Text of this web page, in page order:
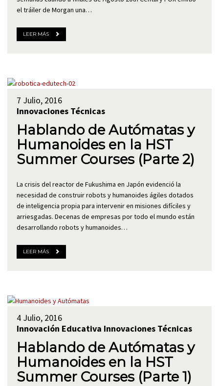
el tráiler de Morgan una…
LEER MÁS
7 Julio, 2016
Innovaciones Técnicas
Hablando de Autómatas y
Humanoides en la HST
Summer Courses (Parte 2)
La crisis del reactor de Fukushima en Japón evidenció la
necesidad de construir robots y humanoides ágiles dotados
de inteligencia propia para intervenir en misiones difíciles y
arriesgadas. Decenas de empresas por todo el mundo están
desarrollando robots y humanoides…
LEER MÁS
4 Julio, 2016
Innovación Educativa Innovaciones Técnicas
Hablando de Autómatas y
Humanoides en la HST
Summer Courses (Parte 1)